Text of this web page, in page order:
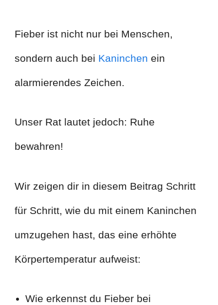
Fieber ist nicht nur bei Menschen,
sondern auch bei Kaninchen ein
alarmierendes Zeichen.
Unser Rat lautet jedoch: Ruhe
bewahren!
Wir zeigen dir in diesem Beitrag Schritt
für Schritt, wie du mit einem Kaninchen
umzugehen hast, das eine erhöhte
Körpertemperatur aufweist:
Wie erkennst du Fieber bei